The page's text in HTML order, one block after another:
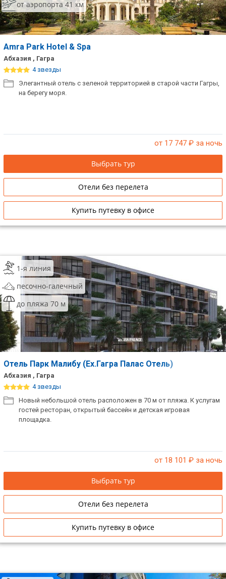
от аэропорта 41 км
Amra Park Hotel & Spa
Абхазия , Гагра
4 звезды
Элегантный отель с зеленой территорией в старой части Гагры,
на берегу моря.
от 17 747 ₽ за ночь
Выбрать тур
Отели без перелета
Купить путевку в офисе
1-я линия
песочно-галечный
до пляжа 70 м
Отель Парк Малибу (Ex.Гагра Палас Отель)
Абхазия , Гагра
4 звезды
Новый небольшой отель расположен в 70 м от пляжа. К услугам
гостей ресторан, открытый бассейн и детская игровая
площадка.
от 18 101 ₽ за ночь
Выбрать тур
Отели без перелета
Купить путевку в офисе